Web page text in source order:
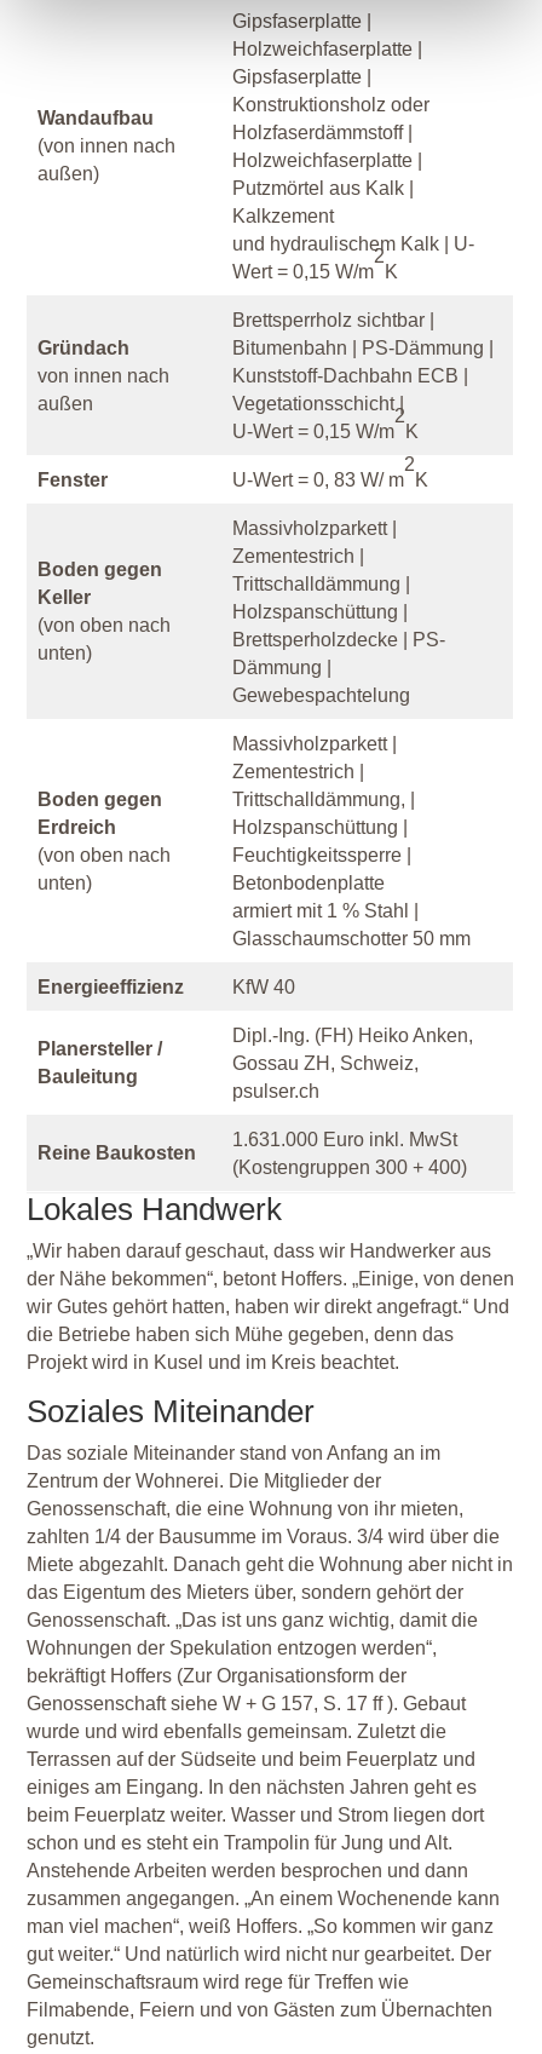
Wandaufbau
(von innen nach
außen)
Gipsfaserplatte |
Holzweichfaserplatte |
Gipsfaserplatte |
Konstruktionsholz oder
Holzfaserdämmstoff |
Holzweichfaserplatte |
Putzmörtel aus Kalk |
Kalkzement
und hydraulischem Kalk | U-
Wert = 0,15 W/m
2
K
Gründach
von innen nach
außen
Brettsperrholz sichtbar |
Bitumenbahn | PS-Dämmung |
Kunststoff-Dachbahn ECB |
Vegetationsschicht |
U-Wert = 0,15 W/m
2
K
Fenster U-Wert = 0, 83 W/ m
2
K
Boden gegen
Keller
(von oben nach
unten)
Massivholzparkett |
Zementestrich |
Trittschalldämmung |
Holzspanschüttung |
Brettsperholzdecke | PS-
Dämmung |
Gewebespachtelung
Boden gegen
Erdreich
(von oben nach
unten)
Massivholzparkett |
Zementestrich |
Trittschalldämmung, |
Holzspanschüttung |
Feuchtigkeitssperre |
Betonbodenplatte
armiert mit 1 % Stahl |
Glasschaumschotter 50 mm
Energieeffizienz KfW 40
Planersteller /
Bauleitung
Dipl.-Ing. (FH) Heiko Anken,
Gossau ZH, Schweiz,
psulser.ch
Reine Baukosten
1.631.000 Euro inkl. MwSt
(Kostengruppen 300 + 400)
Lokales Handwerk
„Wir haben darauf geschaut, dass wir Handwerker aus
der Nähe bekommen“, betont Hoffers. „Einige, von denen
wir Gutes gehört hatten, haben wir direkt angefragt.“ Und
die Betriebe haben sich Mühe gegeben, denn das
Projekt wird in Kusel und im Kreis beachtet.
Soziales Miteinander
Das soziale Miteinander stand von Anfang an im
Zentrum der Wohnerei. Die Mitglieder der
Genossenschaft, die eine Wohnung von ihr mieten,
zahlten 1/4 der Bausumme im Voraus. 3/4 wird über die
Miete abgezahlt. Danach geht die Wohnung aber nicht in
das Eigentum des Mieters über, sondern gehört der
Genossenschaft. „Das ist uns ganz wichtig, damit die
Wohnungen der Spekulation entzogen werden“,
bekräftigt Hoffers (Zur Organisationsform der
Genossenschaft siehe W + G 157, S. 17 ff ). Gebaut
wurde und wird ebenfalls gemeinsam. Zuletzt die
Terrassen auf der Südseite und beim Feuerplatz und
einiges am Eingang. In den nächsten Jahren geht es
beim Feuerplatz weiter. Wasser und Strom liegen dort
schon und es steht ein Trampolin für Jung und Alt.
Anstehende Arbeiten werden besprochen und dann
zusammen angegangen. „An einem Wochenende kann
man viel machen“, weiß Hoffers. „So kommen wir ganz
gut weiter.“ Und natürlich wird nicht nur gearbeitet. Der
Gemeinschaftsraum wird rege für Treffen wie
Filmabende, Feiern und von Gästen zum Übernachten
genutzt.